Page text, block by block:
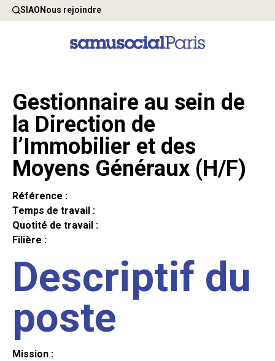
SIAONous rejoindre
Gestionnaire au sein de
la Direction de
l’Immobilier et des
Moyens Généraux (H/F)
Référence :
Temps de travail :
Quotité de travail :
Filière :
Descriptif du
poste
Mission :